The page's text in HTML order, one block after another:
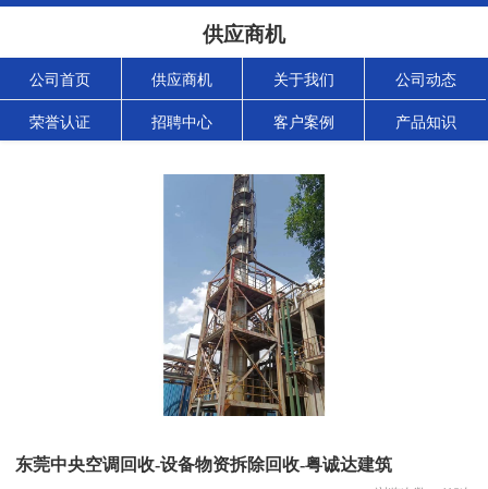
供应商机
公司首页 供应商机 关于我们 公司动态
荣誉认证 招聘中心 客户案例 产品知识
东莞中央空调回收-设备物资拆除回收-粤诚达建筑